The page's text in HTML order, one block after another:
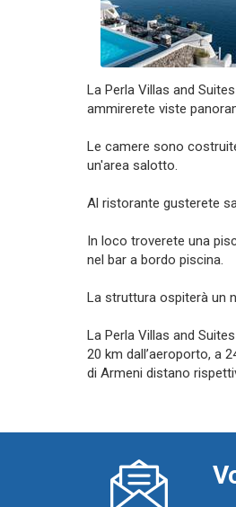
La Perla Villas and
ammirerete viste
Le camere sono
un'area salotto.
Al ristorante gusterete
In loco troverete una
nel bar a bordo piscina.
La struttura ospiterà un
La Perla Villas and
20 km dall’aeroporto, a
di Armeni distano